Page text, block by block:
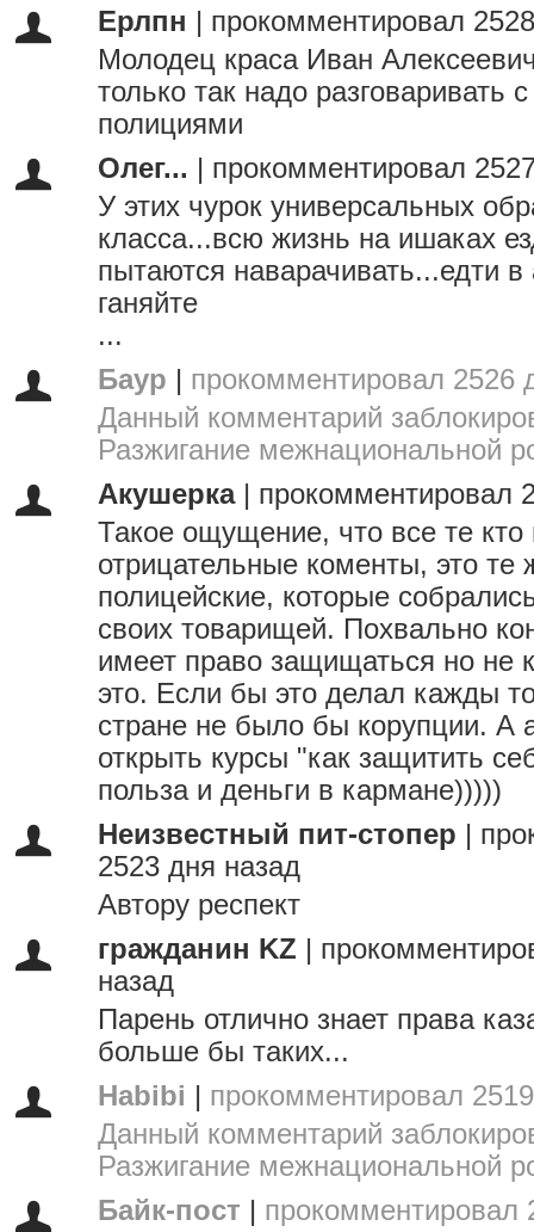
Ерлпн
прокомментировал
Молодец краса Иван
только так надо разговаривать
полициями
Олег...
прокомментировал
У этих чурок универсальных
класса...всю жизнь на ишаках
пытаются наварачивать...едти
ганяйте
...
Баур
прокомментировал 2526
Данный комментарий
Разжигание межнациональной
Акушерка| прокомментировал
Такое ощущение, что все те кто
отрицательные коменты, это те
полицейские, которые
своих товарищей. Похвально
имеет право защищаться но не
это. Если бы это делал кажды
стране не было бы корупции. А
открыть курсы "как защитить
польза и деньги в кармане)))))
Неизвестный пит-стопер
2523 дня назад
Автору респект
гражданин KZ
назад
Парень отлично знает права
больше бы таких...
Habibi
прокомментировал
Данный комментарий
Разжигание межнациональной
Байк-пост
прокомментировал